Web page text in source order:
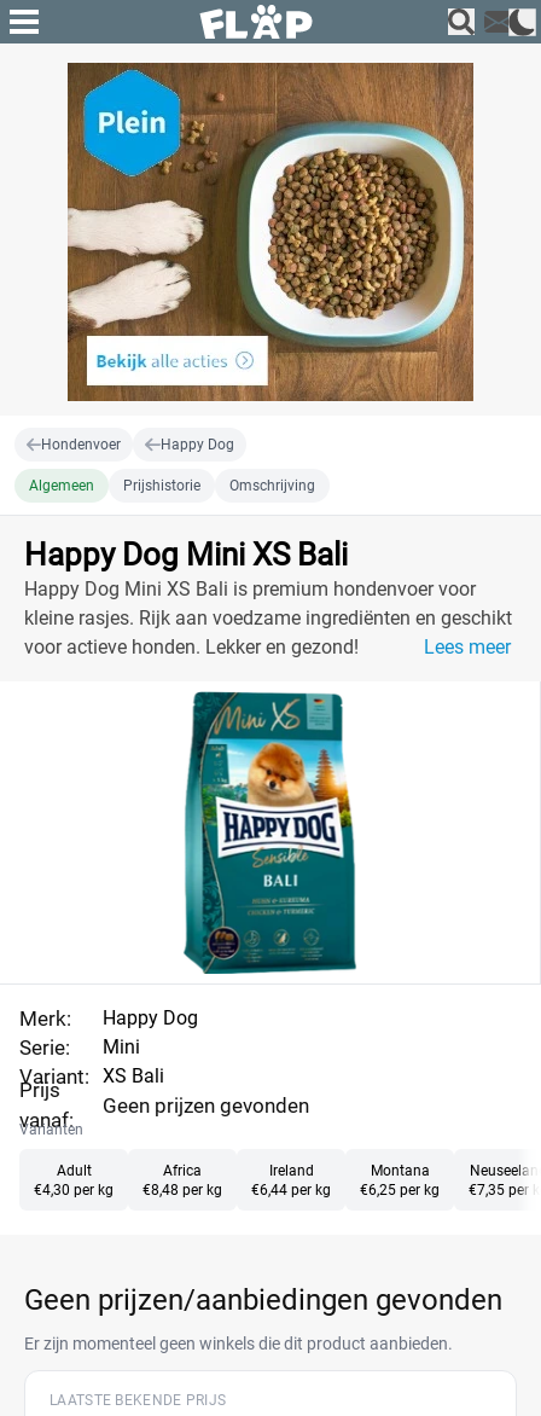
Hondenvoer Happy Dog
Algemeen Prijshistorie Omschrijving
Happy Dog Mini XS Bali
Happy Dog Mini XS Bali is premium hondenvoer voor
kleine rasjes. Rijk aan voedzame ingrediënten en geschikt
voor actieve honden. Lekker en gezond!
Lees meer
Merk:
Serie:
Variant:
Prijs
vanaf:
Happy Dog
Mini
XS Bali
Geen prijzen gevonden
Varianten
Adult
€4,30 per kg
Africa
€8,48 per kg
Ireland
€6,44 per kg
Montana
€6,25 per kg
€7,35 per
Geen prijzen/aanbiedingen gevonden
Er zijn momenteel geen winkels die dit product aanbieden.
LAATSTE BEKENDE PRIJS